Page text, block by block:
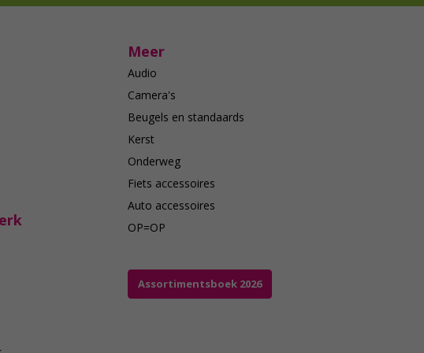
Meer
Audio
Camera's
Beugels en standaards
Kerst
Onderweg
Fiets accessoires
Auto accessoires
OP=OP
Assortimentsboek 2026